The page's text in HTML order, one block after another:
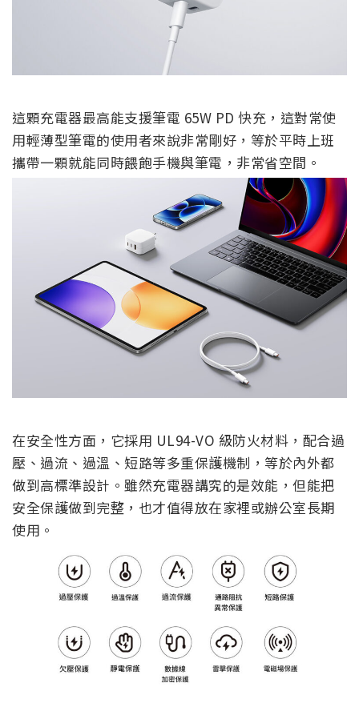
這顆充電器最高能支援筆電 65W PD 快充，這對常使
用輕薄型筆電的使用者來說非常剛好，等於平時上班
攜帶一顆就能同時餵飽手機與筆電，非常省空間。
在安全性方面，它採用 UL94-VO 級防火材料，配合過
壓、過流、過溫、短路等多重保護機制，等於內外都
做到高標準設計。雖然充電器講究的是效能，但能把
安全保護做到完整，也才值得放在家裡或辦公室長期
使用。